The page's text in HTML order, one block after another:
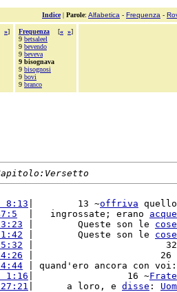
Indice| Parole: Alfabetica - Frequenza -
»]
Frequenza [« »]
9 betsaleel
9 bevendo
9 beveva
9 bisognava
9 bisognosi
9 bovi
9 branco
8:13 |        13 ~offriva
  |   ingrossate; erano
acque
|        Queste son le cose
|        Queste son le cose
|                        32
|                       26
| quand'ero ancora con
|                 16 ~
|      a loro, e disse :